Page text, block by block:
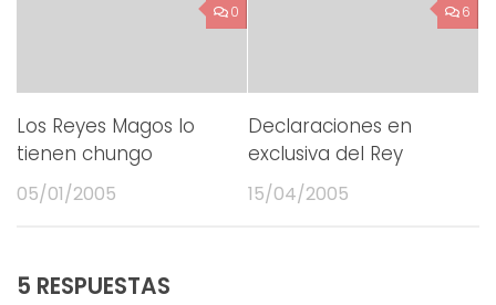
0
Los Reyes Magos lo
tienen chungo
05/01/2005
6
Declaraciones en
exclusiva del Rey
15/04/2005
5 RESPUESTAS